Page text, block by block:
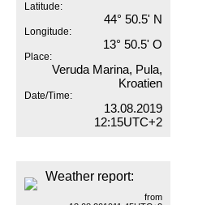
Latitude:
44° 50.5' N
Longitude:
13° 50.5' O
Place:
Veruda Marina, Pula,
Kroatien
Date/Time:
13.08.2019
12:15UTC+2
Weather report:
from